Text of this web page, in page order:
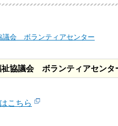
議会 ボランティアセンター
祉協議会 ボランティアセンタ
こちら